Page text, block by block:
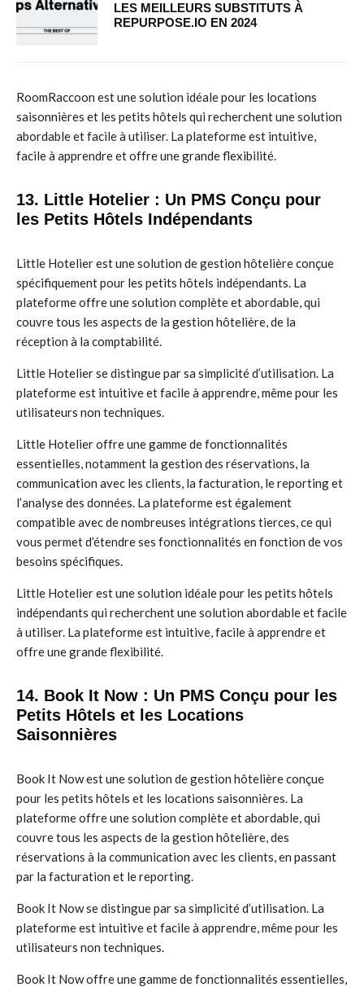
LES MEILLEURS SUBSTITUTS À
REPURPOSE.IO EN 2024
RoomRaccoon est une solution idéale pour les locations
saisonnières et les petits hôtels qui recherchent une solution
abordable et facile à utiliser. La plateforme est intuitive,
facile à apprendre et offre une grande flexibilité.
13. Little Hotelier : Un PMS Conçu pour
les Petits Hôtels Indépendants
Little Hotelier est une solution de gestion hôtelière conçue
spécifiquement pour les petits hôtels indépendants. La
plateforme offre une solution complète et abordable, qui
couvre tous les aspects de la gestion hôtelière, de la
réception à la comptabilité.
Little Hotelier se distingue par sa simplicité d’utilisation. La
plateforme est intuitive et facile à apprendre, même pour les
utilisateurs non techniques.
Little Hotelier offre une gamme de fonctionnalités
essentielles, notamment la gestion des réservations, la
communication avec les clients, la facturation, le reporting et
l’analyse des données. La plateforme est également
compatible avec de nombreuses intégrations tierces, ce qui
vous permet d’étendre ses fonctionnalités en fonction de vos
besoins spécifiques.
Little Hotelier est une solution idéale pour les petits hôtels
indépendants qui recherchent une solution abordable et facile
à utiliser. La plateforme est intuitive, facile à apprendre et
offre une grande flexibilité.
14. Book It Now : Un PMS Conçu pour les
Petits Hôtels et les Locations
Saisonnières
Book It Now est une solution de gestion hôtelière conçue
pour les petits hôtels et les locations saisonnières. La
plateforme offre une solution complète et abordable, qui
couvre tous les aspects de la gestion hôtelière, des
réservations à la communication avec les clients, en passant
par la facturation et le reporting.
Book It Now se distingue par sa simplicité d’utilisation. La
plateforme est intuitive et facile à apprendre, même pour les
utilisateurs non techniques.
Book It Now offre une gamme de fonctionnalités essentielles,